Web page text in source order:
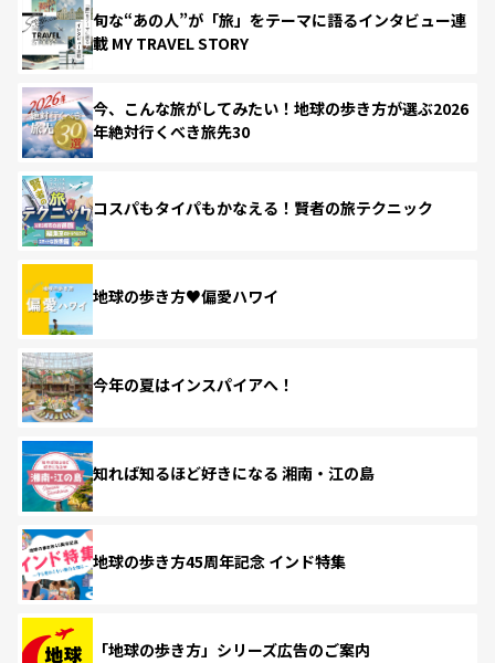
旬な“あの人”が「旅」をテーマに語るインタビュー連
載 MY TRAVEL STORY
今、こんな旅がしてみたい！地球の歩き方が選ぶ2026
年絶対行くべき旅先30
コスパもタイパもかなえる！賢者の旅テクニック
地球の歩き方♥偏愛ハワイ
今年の夏はインスパイアへ！
知れば知るほど好きになる 湘南・江の島
地球の歩き方45周年記念 インド特集
「地球の歩き方」シリーズ広告のご案内